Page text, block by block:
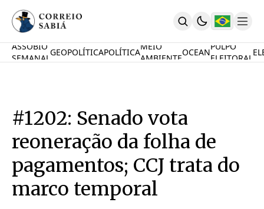
Comunidade
Contrate
English
Desafio Oceânico
Imposto De Renda
ASSOBIO
SEMANAL
GEOPOLÍTICAPOLÍTICA
MEIO
AMBIENTE
OCEAN
PULPO
ELEITORAL
#1202: Senado vota
reoneração da folha de
pagamentos; CCJ trata do
marco temporal